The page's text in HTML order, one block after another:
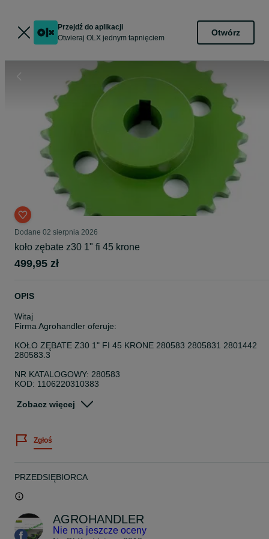
Przejdź do aplikacji
Otwieraj OLX jednym tapnięciem
Otwórz
Dodane 02 sierpnia 2026
koło zębate z30 1" fi 45 krone
499,95 zł
OPIS
Witaj
Firma Agrohandler oferuje:
KOŁO ZĘBATE Z30 1" FI 45 KRONE 280583 2805831 2801442
280583.3
NR KATALOGOWY: 280583
KOD: 1106220310383
KOŁO ZĘBATE KRONE Z-30
Liczba zębów30
Średnica otworu45 mm
KRONE
2805831 ,2801442, 280583.3
Zobacz więcej
Zgłoś
PRZEDSIĘBIORCA
AGROHANDLER
Nie ma jeszcze oceny